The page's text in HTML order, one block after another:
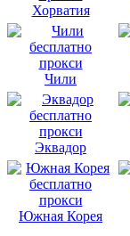
Хорватия
Чили
Эквадор
Южная Корея